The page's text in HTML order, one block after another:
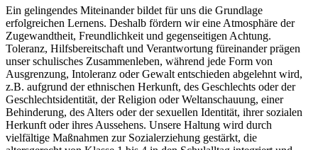
Ein gelingendes Miteinander bildet für uns die Grundlage
erfolgreichen Lernens. Deshalb fördern wir eine Atmosphäre der
Zugewandtheit, Freundlichkeit und gegenseitigen Achtung.
Toleranz, Hilfsbereitschaft und Verantwortung füreinander prägen
unser schulisches Zusammenleben, während jede Form von
Ausgrenzung, Intoleranz oder Gewalt entschieden abgelehnt wird,
z.B. aufgrund der ethnischen Herkunft, des Geschlechts oder der
Geschlechtsidentität, der Religion oder Weltanschauung, einer
Behinderung, des Alters oder der sexuellen Identität, ihrer sozialen
Herkunft oder ihres Aussehens. Unsere Haltung wird durch
vielfältige Maßnahmen zur Sozialerziehung gestärkt, die